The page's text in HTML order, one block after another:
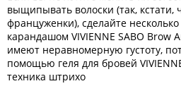
выщипывать волоски (так, кстати,
француженки), сделайте
карандашом VIVIENNE SABO Brow
имеют неравномерную густоту,
помощью геля для бровей
техника штрихо